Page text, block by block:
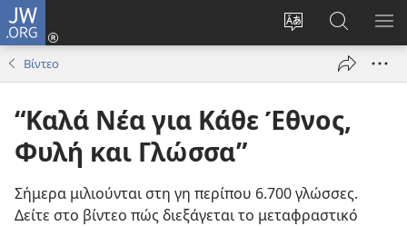
JW.ORG
Αλλαγή
γλώσσας
ιστότοπου
Σύνδεση
(ανοίγει
παράθυρο)
στο
JW.ORG
Βίντεο
“Καλά Νέα για Κάθε Έθνος,
Φυλή και Γλώσσα”
Σήμερα μιλιούνται στη γη περίπου 6.700 γλώσσες.
Δείτε στο βίντεο πώς διεξάγεται το μεταφραστικό